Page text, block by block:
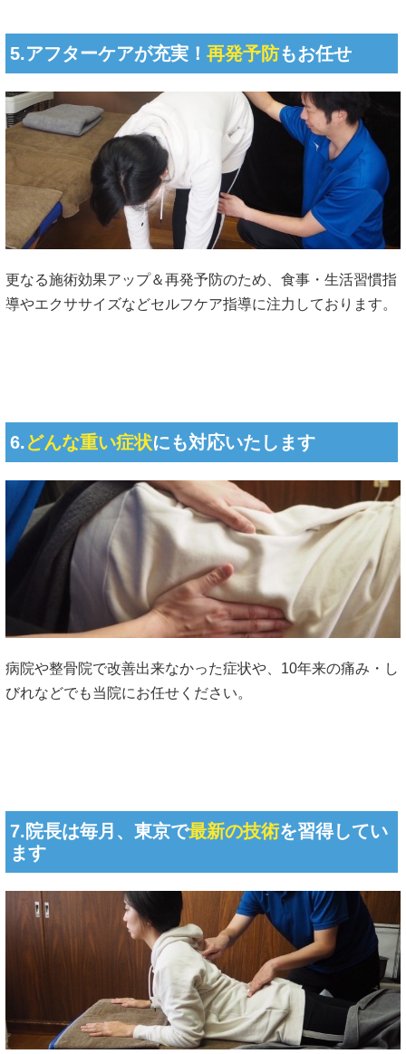
5.アフターケアが充実！ 再発予防もお任せ
更なる施術効果アップ＆再発予防のため、食事・生活習慣指
導やエクササイズなどセルフケア指導に注力しております。
6.どんな重い症状にも対応いたします
病院や整骨院で改善出来なかった症状や、10年来の痛み・し
びれなどでも当院にお任せください。
7.院長は毎月、東京で最新の技術を習得してい
ます